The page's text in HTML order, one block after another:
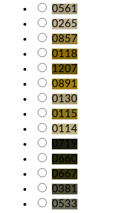
0561
0265
0857
0118
1207
0891
0130
0115
0114
0719
0660
0667
0381
0533